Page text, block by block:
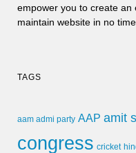
empower you to create an
maintain website in no time
TAGS
aam admi party AAP amit
congress cricket